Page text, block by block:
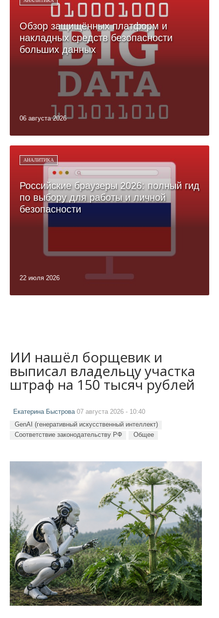
Обзор защищённых платформ и
накладных средств безопасности
больших данных
06 августа 2026
АНАЛИТИКА
Российские браузеры 2026: полный гид
по выбору для работы и личной
безопасности
22 июля 2026
ИИ нашёл борщевик и
выписал владельцу участка
штраф на 150 тысяч рублей
Екатерина Быстрова07 августа 2026 - 10:40
GenAI (генеративный искусственный интеллект)
Соответствие законодательству РФ
Общее